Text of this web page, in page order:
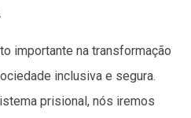
importante na transformação
inclusiva e segura.
prisional, nós iremos